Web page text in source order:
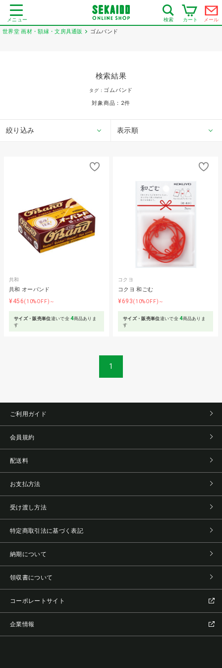
メニュー 検索 カート メール
世界堂 画材・額縁・文房具通販 ゴムバンド
検索結果
タグ： ゴムバンド
対象商品： 2件
絞り込み 表示順
共和
共和 オーバンド
¥456(10%OFF)～
サイズ・販売単位違いで全4商品ありま
す
コクヨ
コクヨ 和ごむ
¥693(10%OFF)～
サイズ・販売単位違いで全4商品ありま
す
1
ご利用ガイド
会員規約
配送料
お支払方法
受け渡し方法
特定商取引法に基づく表記
納期について
領収書について
コーポレートサイト
企業情報